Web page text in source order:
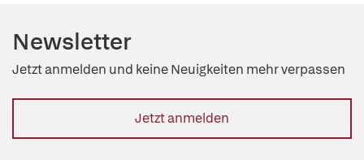
Newsletter
Jetzt anmelden und keine Neuigkeiten mehr verpassen
Jetzt anmelden